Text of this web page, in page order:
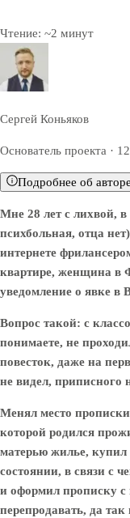
Чтение: ~2 минут
Сергей Коньяков
Основатель проекта ·
Подробнее об авторе
Мне 28 лет с лихвой,
психбольная, отца
интернете
квартире, женщина в
уведомление о явке в
Вопрос такой: с
понимаете, не
повесток, даже на
не видел, приписного
Менял место
которой родился
матерью жилье, купил
состоянии, в связи с
и оформил прописку
перепродавать, да